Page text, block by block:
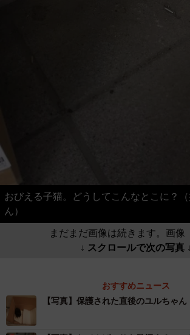
おびえる子猫。どうしてこんなとこに？
ん）
まだまだ画像は続きます。画像
↓ スクロールで次の写真 ↓
おすすめニュース
【写真】保護された直後のユルちゃん